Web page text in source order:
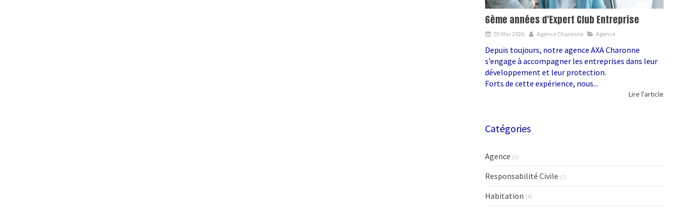
6ème années d'Expert Club Entreprise
05 Mar 2026 Agence Charonne Agence
Depuis toujours, notre agence AXA Charonne
s’engage à accompagner les entreprises dans leur
développement et leur protection.
Forts de cette expérience, nous...
Lire l'article
Catégories
Agence (3)
Responsabilité Civile (2)
Habitation (4)